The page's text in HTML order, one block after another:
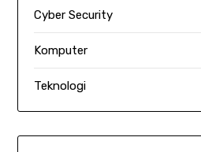
Cyber Security
Komputer
Teknologi